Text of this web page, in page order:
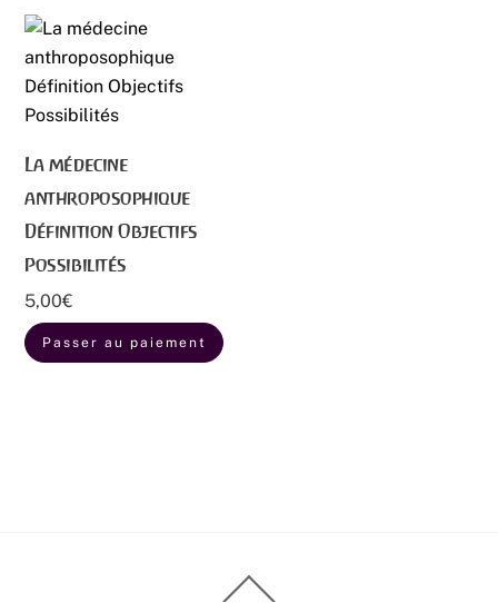
La médecine
anthroposophique
Définition Objectifs
Possibilités
5,00€
Passer au paiement